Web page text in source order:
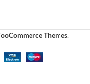
Themes.